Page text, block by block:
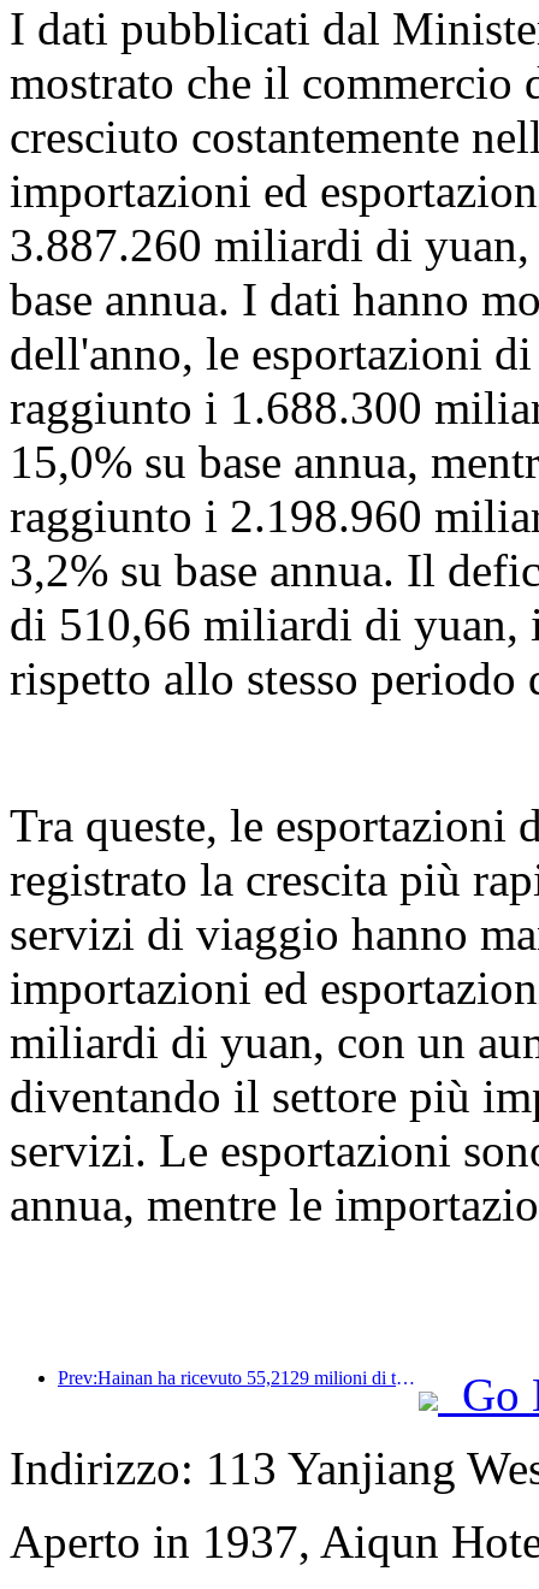
I dati pubblicati dal
mostrato che il commercio
cresciuto costantemente
importazioni ed
3.887.260 miliardi di
base annua. I dati hanno
dell'anno, le esportazioni
raggiunto i 1.688.300
15,0% su base annua,
raggiunto i 2.198.960
3,2% su base annua. Il
di 510,66 miliardi di
rispetto allo stesso periodo
Tra queste, le
registrato la crescita più
servizi di viaggio hanno
importazioni ed
miliardi di yuan, con un
diventando il settore più
servizi. Le esportazioni
annua, mentre le
Prev:Hainan ha ricevuto 55,2129 milioni di turisti nella prima metà dell'anno
Go
Indirizzo: 113 Yanjiang
Aperto in 1937, Aiqun